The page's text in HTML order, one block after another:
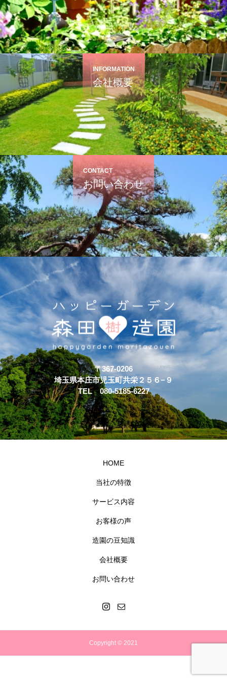
INFORMATION
会社概要
CONTACT
お問い合わせ
〒367-0206
埼玉県本庄市児玉町共栄２５６−９
TEL 080-5185-6227
HOME
当社の特徴
サービス内容
お客様の声
造園の豆知識
会社概要
お問い合わせ
Copyright © 2021